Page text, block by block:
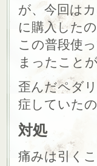
が、今回は
に購入したの
この普段使
まったこと
歪んだペダ
症していた
対処
痛みは引く